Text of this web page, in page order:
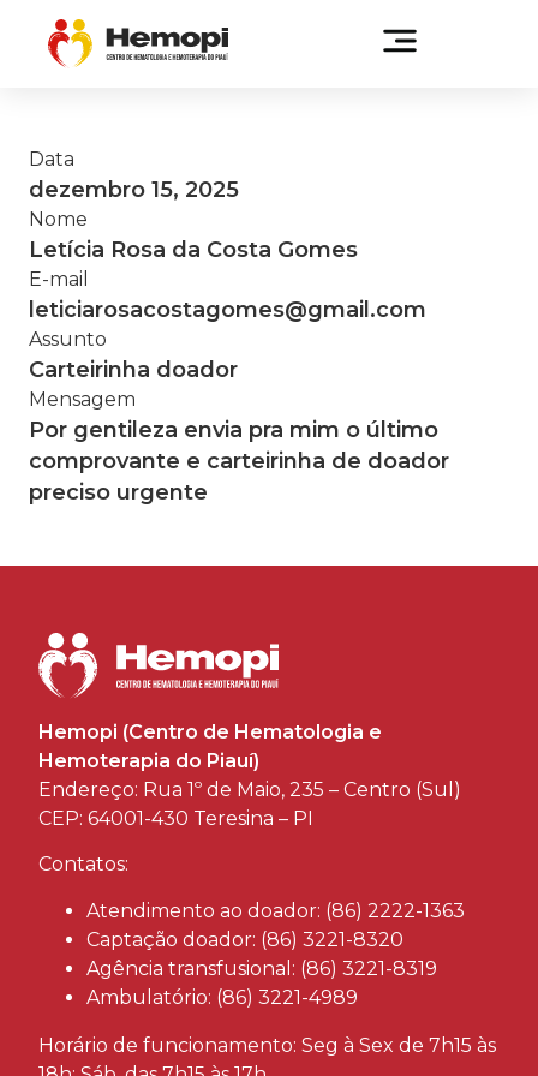
Data
dezembro 15, 2025
Nome
Letícia Rosa da Costa Gomes
E-mail
leticiarosacostagomes@gmail.com
Assunto
Carteirinha doador
Mensagem
Por gentileza envia pra mim o último
comprovante e carteirinha de doador
preciso urgente
Hemopi (Centro de Hematologia e
Hemoterapia do Piauí)
Endereço: Rua 1º de Maio, 235 – Centro (Sul)
CEP: 64001-430 Teresina – PI
Contatos:
Atendimento ao doador: (86) 2222-1363
Captação doador: (86) 3221-8320
Agência transfusional: (86) 3221-8319
Ambulatório: (86) 3221-4989
Horário de funcionamento: Seg à Sex de 7h15 às